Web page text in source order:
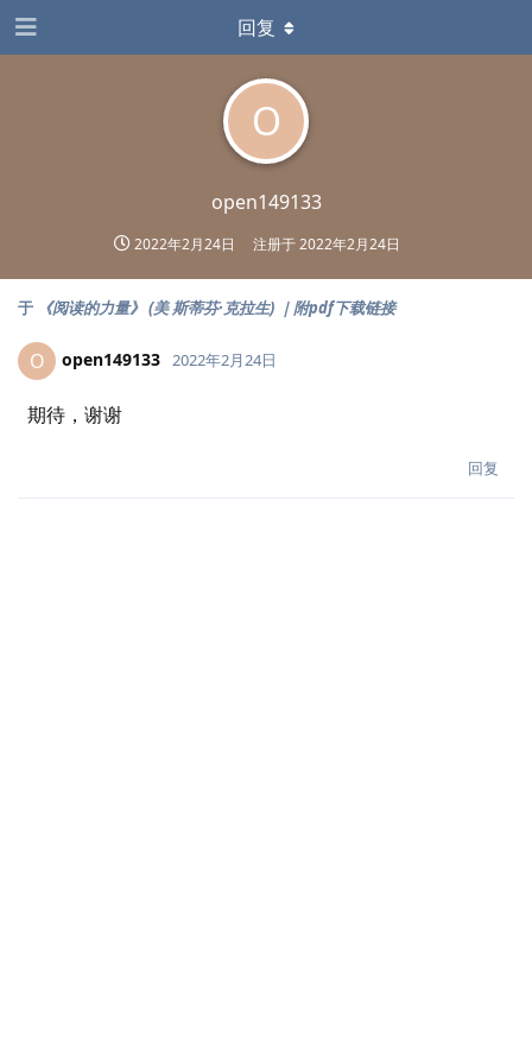
O
open149133
2022年2月24日 注册于2022年2月24日
回复
于 《阅读的力量》 (美 斯蒂芬·克拉生) ｜附pdf下载链接
O open149133 2022年2月24日
期待，谢谢
回复